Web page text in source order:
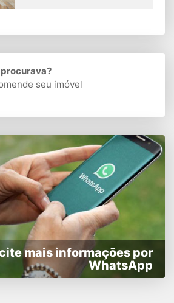
seu imóvel
mais informações por
WhatsApp